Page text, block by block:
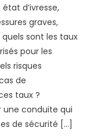
d’ivresse,
graves,
sont les taux
pour les
risques
de
taux ?
conduite qui
de sécurité […]